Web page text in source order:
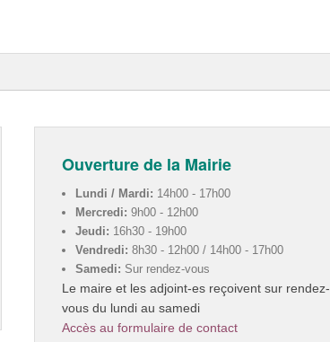
Ouverture de la Mairie
Lundi / Mardi: 14h00 - 17h00
Mercredi: 9h00 - 12h00
Jeudi: 16h30 - 19h00
Vendredi: 8h30 - 12h00 / 14h00 - 17h00
Samedi: Sur rendez-vous
Le maire et les adjoint-es reçoivent sur rendez-
vous du lundi au samedi
Accès au formulaire de contact